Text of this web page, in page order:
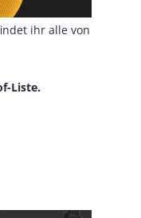
ihr alle von
Liste.